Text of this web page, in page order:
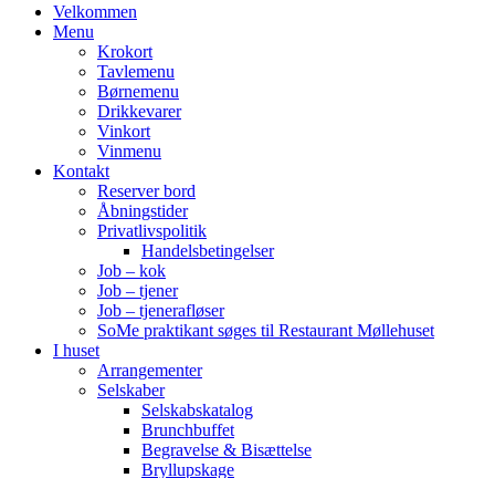
Primary
Menu
Velkommen
Menu
Krokort
Tavlemenu
Børnemenu
Drikkevarer
Vinkort
Vinmenu
Kontakt
Reserver bord
Åbningstider
Privatlivspolitik
Handelsbetingelser
Job – kok
Job – tjener
Job – tjenerafløser
SoMe praktikant søges til Restaurant Møllehuset
I huset
Arrangementer
Selskaber
Selskabskatalog
Brunchbuffet
Begravelse & Bisættelse
Bryllupskage